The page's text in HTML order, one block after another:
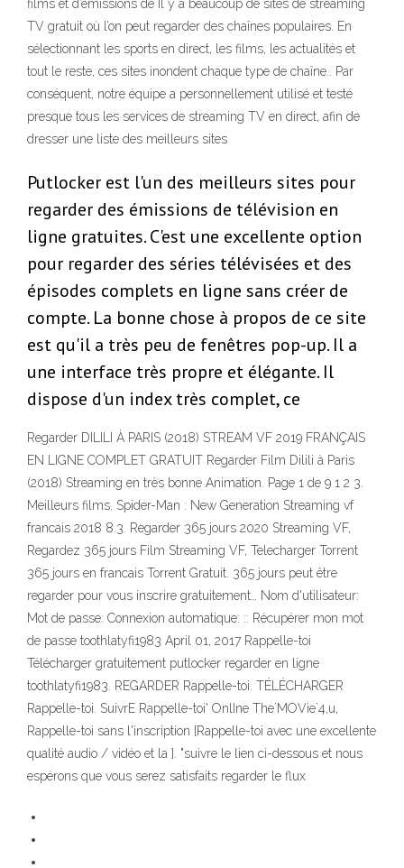
films et d’émissions de Il y a beaucoup de sites de streaming
TV gratuit où l’on peut regarder des chaînes populaires. En
sélectionnant les sports en direct, les films, les actualités et
tout le reste, ces sites inondent chaque type de chaîne.. Par
conséquent, notre équipe a personnellement utilisé et testé
presque tous les services de streaming TV en direct, afin de
dresser une liste des meilleurs sites
Putlocker est l'un des meilleurs sites pour
regarder des émissions de télévision en
ligne gratuites. C'est une excellente option
pour regarder des séries télévisées et des
épisodes complets en ligne sans créer de
compte. La bonne chose à propos de ce site
est qu'il a très peu de fenêtres pop-up. Il a
une interface très propre et élégante. Il
dispose d'un index très complet, ce
Regarder DILILI À PARIS (2018) STREAM VF 2019 FRANÇAIS
EN LIGNE COMPLET GRATUIT Regarder Film Dilili à Paris
(2018) Streaming en très bonne Animation. Page 1 de 9 1 2 3.
Meilleurs films. Spider-Man : New Generation Streaming vf
francais 2018 8.3. Regarder 365 jours 2020 Streaming VF,
Regardez 365 jours Film Streaming VF, Telecharger Torrent
365 jours en francais Torrent Gratuit. 365 jours peut être
regarder pour vous inscrire gratuitement… Nom d'utilisateur:
Mot de passe: Connexion automatique: :: Récupérer mon mot
de passe toothlatyfi1983 April 01, 2017 Rappelle-toi
Télécharger gratuitement putlocker regarder en ligne
toothlatyfi1983. REGARDER Rappelle-toi. TÉLÉCHARGER
Rappelle-toi. SuivrE Rappelle-toi' OnlIne The`MOVie`4,u,
Rappelle-toi sans l'inscription [Rappelle-toi avec une excellente
qualité audio / vidéo et la ]. "suivre le lien ci-dessous et nous
espérons que vous serez satisfaits regarder le flux